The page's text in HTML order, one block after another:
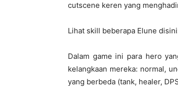
cutscene keren yang
Lihat skill beberapa Elune
Dalam game ini para hero
kelangkaan mereka: normal,
yang berbeda (tank, healer,